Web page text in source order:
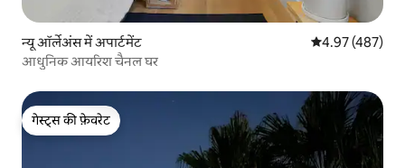
न्यू ऑर्लेअंस में अपार्टमेंट औसत रेटिंग 5 में से
4.97 (487)
आधुनिक आयरिश चैनल घर
गेस्ट्स की फ़ेवरेट
गेस्ट्स की फ़ेवरेट